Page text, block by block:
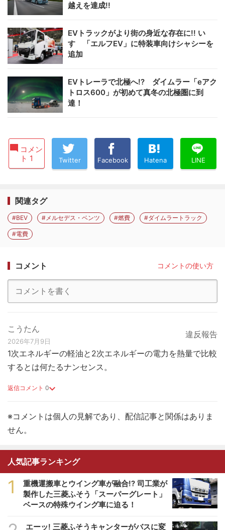
越えを達成!!
EVトラックがより街の身近な存在に!! い
すゞ「エルフEV」に特装車向けシャシーを
追加
EVトレーラで北極へ!? ダイムラー「eアク
トロス600」が初めて真冬の北極圏に到
達！
コメン
ト 1
Twitter Facebook Hatena LINE
関連タグ
#BEV #メルセデス・ベンツ #燃費 #ダイムラートラック
#電費
コメント コメントの使い方
こうたん
2026年7月9日
違反報告
1次エネルギーの軽油と2次エネルギーの電力を熱量で比較
するとは何たるナンセンス。
返信コメント 0
※コメントは個人の見解であり、配信記事と関係はありま
せん。
人気記事ランキング
1
重機運搬車とウイング車が融合!? 司工業が
製作した三菱ふそう「スーパーグレート」
ベースの特殊ウイング車に迫る！
エーッ! 三菱ふそうキャンターがバスに変